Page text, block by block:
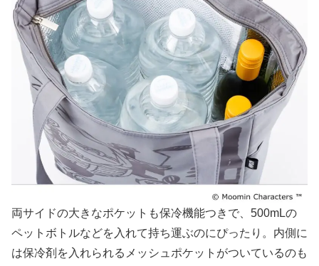
両サイドの大きなポケットも保冷機能つきで、500mLの
ペットボトルなどを入れて持ち運ぶのにぴったり。内側に
は保冷剤を入れられるメッシュポケットがついているのも